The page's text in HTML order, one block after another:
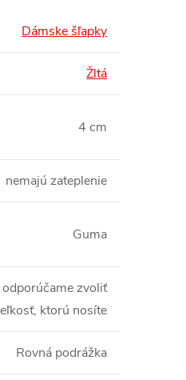
Dámske šľapky
Žltá
4 cm
nemajú zateplenie
Guma
zvoliť
ktorú nosíte
Rovná podrážka